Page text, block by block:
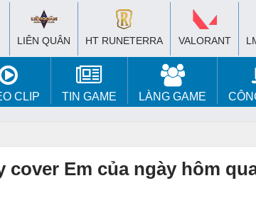
LIÊN QUÂN HT RUNETERRA VALORANT
CLIP TIN GAME LÀNG GAME
Em của ngày hôm